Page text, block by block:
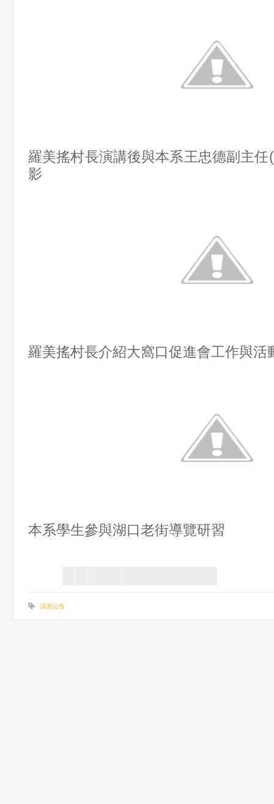
羅美搖村長演講後與本系王忠德副主
影
羅美搖村長介紹大窩口促進會工作與活
本系學生參與湖口老街導覽研習
訊息公告